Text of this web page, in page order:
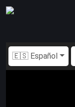
🇪🇸 Español